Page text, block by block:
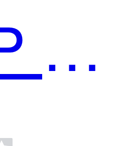
PHP 开发人员